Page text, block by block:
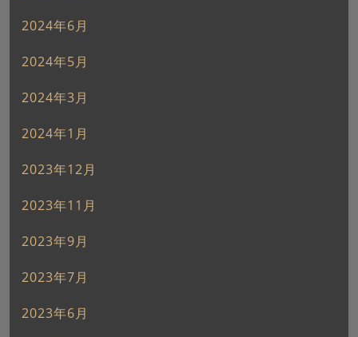
2024年6月
2024年5月
2024年3月
2024年1月
2023年12月
2023年11月
2023年9月
2023年7月
2023年6月